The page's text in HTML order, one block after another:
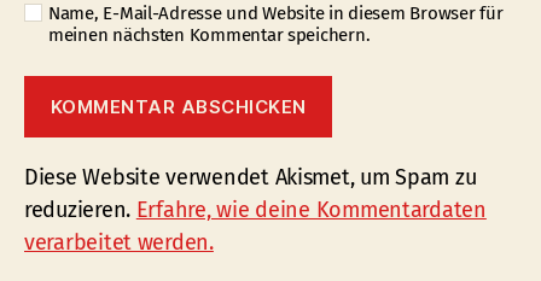
Name, E-Mail-Adresse und Website in diesem Browser für
meinen nächsten Kommentar speichern.
Diese Website verwendet Akismet, um Spam zu
reduzieren. Erfahre, wie deine Kommentardaten
verarbeitet werden.